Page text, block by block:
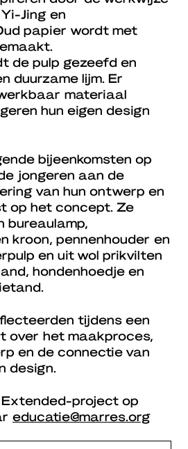
Jing en
papier wordt met
de pulp gezeefd en
duurzame lijm. Er
materiaal
hun eigen design
bijeenkomsten op
jongeren aan de
van hun ontwerp en
op het concept. Ze
bureaulamp,
kroon, pennenhouder en
en uit wol prikvilten
hondenhoedje en
tijdens een
over het maakproces,
en de connectie van
design.
project op
educatie@marres.org